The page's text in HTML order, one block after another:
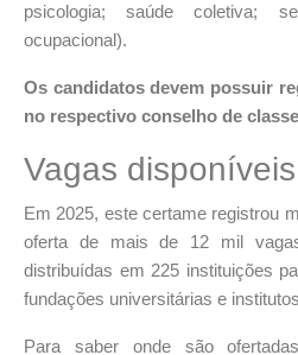
psicologia; saúde coletiva;
ocupacional).
Os candidatos devem possuir
no respectivo conselho de
Vagas disponíveis
Em 2025, este certame registrou
oferta de mais de 12 mil
distribuídas em 225 instituições
fundações universitárias e
Para saber onde são